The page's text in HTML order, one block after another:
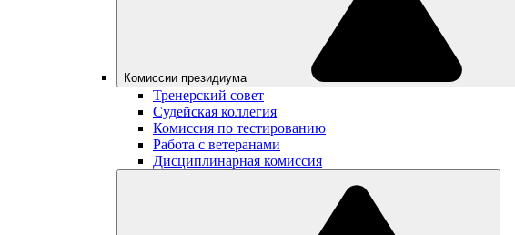
Комиссии президиума
Тренерский совет
Судейская коллегия
Комиссия по тестированию
Работа с ветеранами
Дисциплинарная комиссия